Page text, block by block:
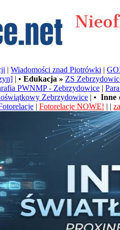
| Wiadomości znad Piotrówki |
| • Edukacja » ZS
PWNMP - Zebrzydowice |
Zebrzydowice | • Inne
| Fotorelacje NOWE! | |